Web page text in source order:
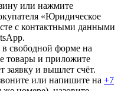
или нажмите
«Юридическое
с контактными данными
свободной форме на
товары и приложите
заявку и вышлет счёт.
или напишите на +7